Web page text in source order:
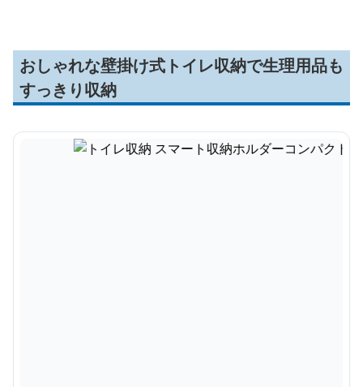
おしゃれな壁掛け式トイレ収納で生理用品も
すっきり収納